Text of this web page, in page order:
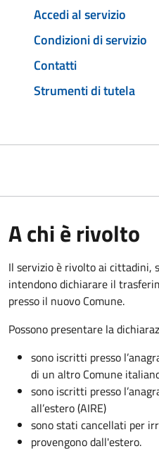
Accedi al servizio
Condizioni di servizio
Contatti
Strumenti di tutela
A chi è rivolto
Il servizio è rivolto ai cittadini,
intendono dichiarare il
presso il nuovo Comune.
Possono presentare la
sono iscritti presso
di un altro Comune
sono iscritti presso
all’estero (AIRE)
sono stati cancellati per
provengono dall'estero.